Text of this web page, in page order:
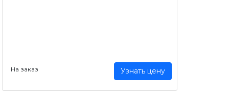
На заказ Узнать цену